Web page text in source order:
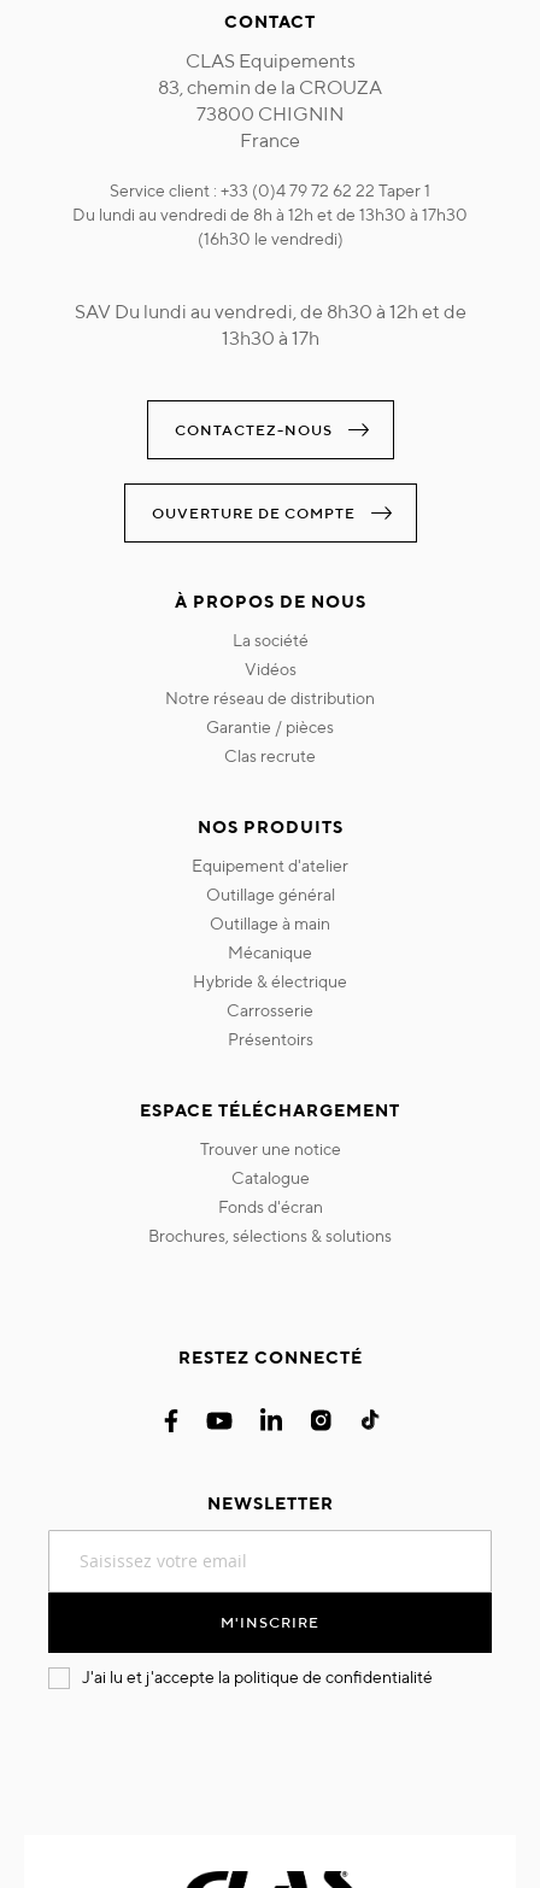
CONTACT
CLAS Equipements
83, chemin de la CROUZA
73800 CHIGNIN
France
Service client : +33 (0)4 79 72 62 22 Taper 1
Du lundi au vendredi de 8h à 12h et de 13h30 à 17h30
(16h30 le vendredi)
SAV Du lundi au vendredi, de 8h30 à 12h et de
13h30 à 17h
CONTACTEZ-NOUS
OUVERTURE DE COMPTE
À PROPOS DE NOUS
la société
vidéos
notre réseau de distribution
garantie / pièces
clas recrute
NOS PRODUITS
equipement d'atelier
outillage général
outillage à main
mécanique
hybride & électrique
carrosserie
présentoirs
ESPACE TÉLÉCHARGEMENT
trouver une notice
catalogue
fonds d'écran
brochures, sélections & solutions
RESTEZ CONNECTÉ
NEWSLETTER
notre
M'INSCRIRE
J'ai lu et j'accepte la politique de confidentialité